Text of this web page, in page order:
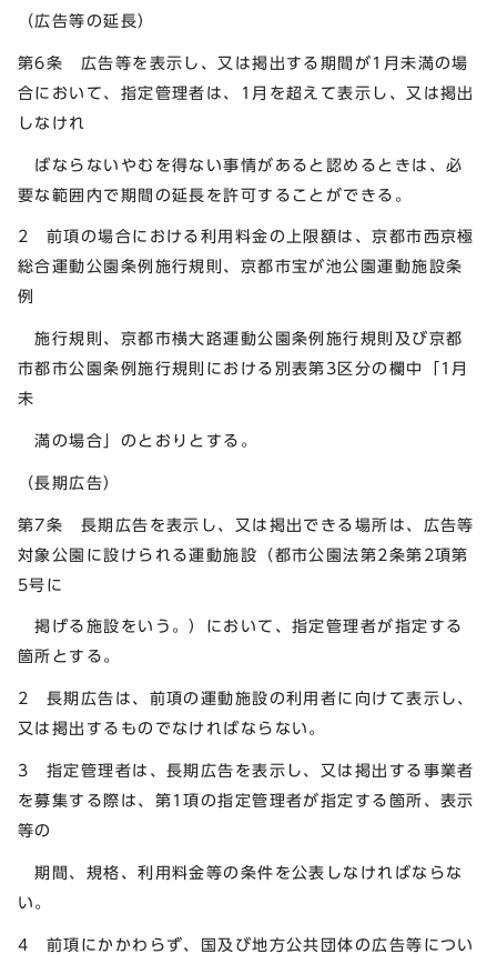
（広告等の延長）
第6条 広告等を表示し、又は掲出する期間が1月未満の場
合において、指定管理者は、1月を超えて表示し、又は掲出
しなけれ
ばならないやむを得ない事情があると認めるときは、必
要な範囲内で期間の延長を許可することができる。
2 前項の場合における利用料金の上限額は、京都市西京極
総合運動公園条例施行規則、京都市宝が池公園運動施設条
例
施行規則、京都市横大路運動公園条例施行規則及び京都
市都市公園条例施行規則における別表第3区分の欄中「1月
未
満の場合」のとおりとする。
（長期広告）
第7条 長期広告を表示し、又は掲出できる場所は、広告等
対象公園に設けられる運動施設（都市公園法第2条第2項第
5号に
掲げる施設をいう。）において、指定管理者が指定する
箇所とする。
2 長期広告は、前項の運動施設の利用者に向けて表示し、
又は掲出するものでなければならない。
3 指定管理者は、長期広告を表示し、又は掲出する事業者
を募集する際は、第1項の指定管理者が指定する箇所、表示
等の
期間、規格、利用料金等の条件を公表しなければならな
い。
4 前項にかかわらず、国及び地方公共団体の広告等につい